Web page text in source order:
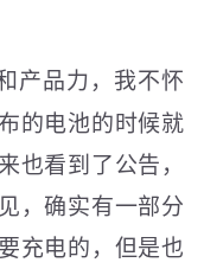
产品力，我不怀
的电池的时候就
也看到了公告，
，确实有一部分
充电的，但是也